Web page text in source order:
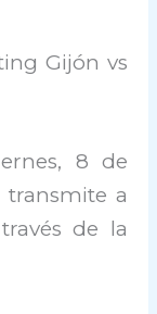
Gijón vs
8 de
transmite a
de la